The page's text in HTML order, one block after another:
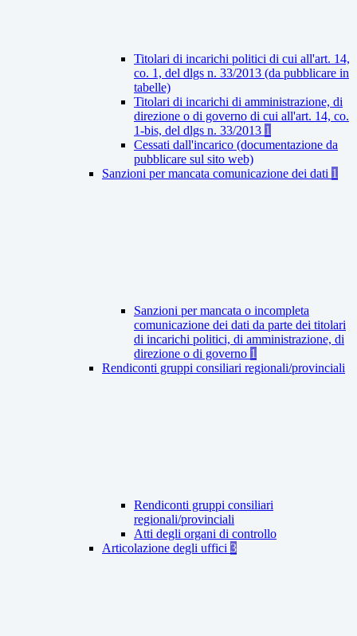
Titolari di incarichi politici di cui all'art. 14,
co. 1, del dlgs n. 33/2013 (da pubblicare in
tabelle)
Titolari di incarichi di amministrazione, di
direzione o di governo di cui all'art. 14, co.
1-bis, del dlgs n. 33/2013 1
Cessati dall'incarico (documentazione da
pubblicare sul sito web)
Sanzioni per mancata comunicazione dei dati 1
Sanzioni per mancata o incompleta
comunicazione dei dati da parte dei titolari
di incarichi politici, di amministrazione, di
direzione o di governo 1
Rendiconti gruppi consiliari regionali/provinciali
Rendiconti gruppi consiliari
regionali/provinciali
Atti degli organi di controllo
Articolazione degli uffici 3